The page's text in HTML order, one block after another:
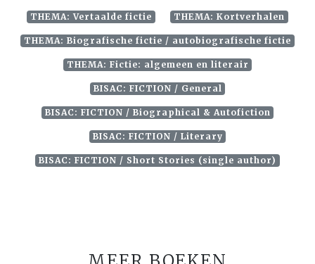
THEMA: Vertaalde fictie THEMA: Kortverhalen
THEMA: Biografische fictie / autobiografische fictie
THEMA: Fictie: algemeen en literair
BISAC: FICTION / General
BISAC: FICTION / Biographical & Autofiction
BISAC: FICTION / Literary
BISAC: FICTION / Short Stories (single author)